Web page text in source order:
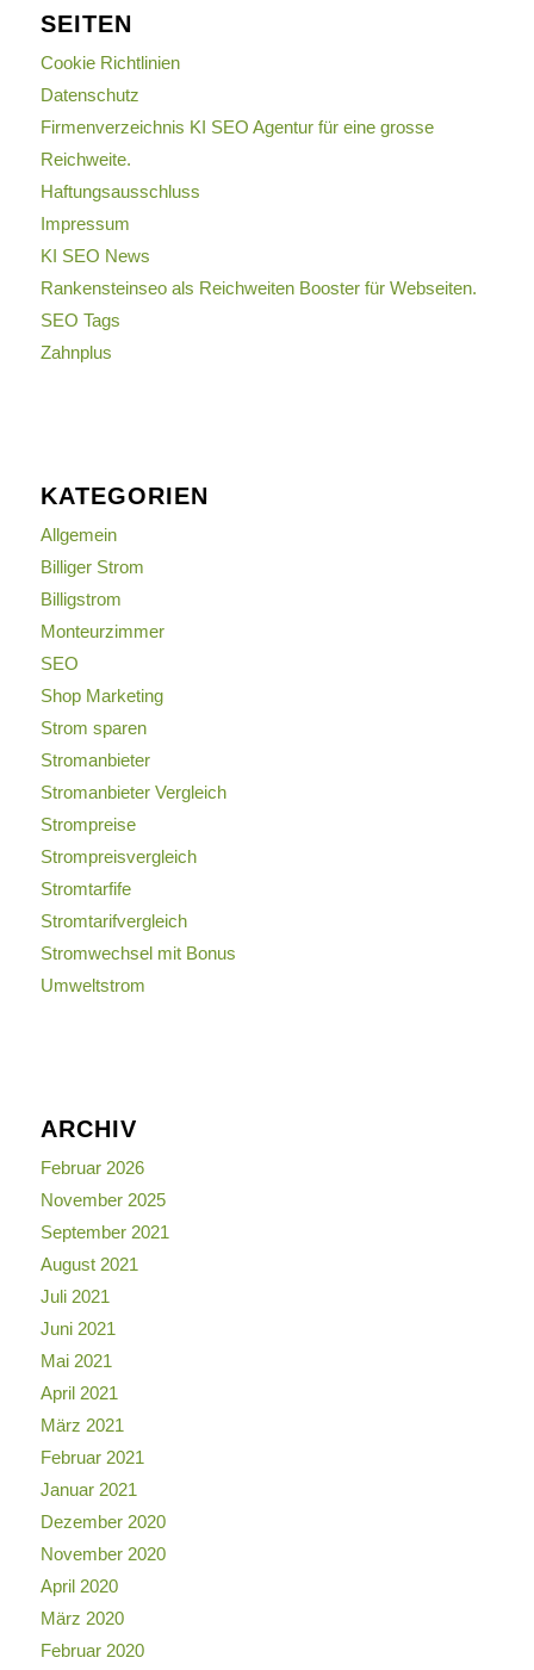
SEITEN
Cookie Richtlinien
Datenschutz
Firmenverzeichnis KI SEO Agentur für eine grosse
Reichweite.
Haftungsausschluss
Impressum
KI SEO News
Rankensteinseo als Reichweiten Booster für Webseiten.
SEO Tags
Zahnplus
KATEGORIEN
Allgemein
Billiger Strom
Billigstrom
Monteurzimmer
SEO
Shop Marketing
Strom sparen
Stromanbieter
Stromanbieter Vergleich
Strompreise
Strompreisvergleich
Stromtarfife
Stromtarifvergleich
Stromwechsel mit Bonus
Umweltstrom
ARCHIV
Februar 2026
November 2025
September 2021
August 2021
Juli 2021
Juni 2021
Mai 2021
April 2021
März 2021
Februar 2021
Januar 2021
Dezember 2020
November 2020
April 2020
März 2020
Februar 2020